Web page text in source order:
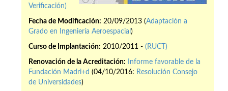
Verificación)
Fecha de Modificación: 20/09/2013 (Adaptación a
Grado en Ingeniería Aeroespacial )
Curso de Implantación: 2010/2011 - (RUCT)
Renovación de la Acreditación:
Informe favorable de la
Fundación Madri+d (04/10/2016: Resolución Consejo
de Universidades)